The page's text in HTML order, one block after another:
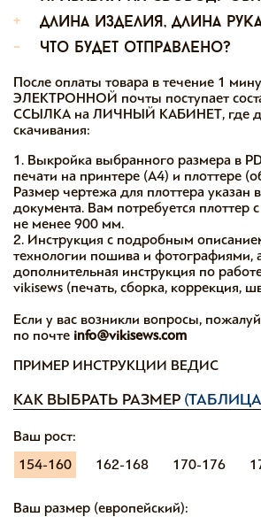
+
длина изделия, длина
-
что будет отправлено?
После оплаты товара в течение 1
ЭЛЕКТРОННОЙ почты поступает
ССЫЛКА на ЛИЧНЫЙ КАБИНЕТ, где
скачивания:
1. Выкройка выбранного размера в
печати на принтере (А4) и плоттере
Размер чертежа для плоттера указан
документа. Вам потребуется плоттер
не менее 900 мм.
2. Инструкция с подробным
технологии пошива и фотографиями,
дополнительная инструкция по
vikisews (печать, сборка, коррекция,
Если у вас возникли вопросы,
по почте info@vikisews.com
ПРИМЕР ИНСТРУКЦИИ ВЕДИС
КАК ВЫБРАТЬ РАЗМЕР
Ваш рост:
154-160
162-168 170-176
Ваш размер (европейский):